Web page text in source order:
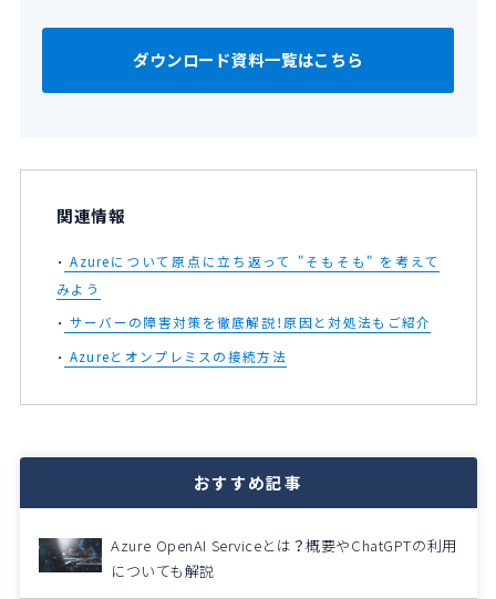
ダウンロード資料一覧はこちら
関連情報
Azureについて原点に立ち返って "そもそも" を考えて
みよう
サーバーの障害対策を徹底解説！原因と対処法もご紹介
Azureとオンプレミスの接続方法
おすすめ記事
Azure OpenAI Serviceとは？概要やChatGPTの利用
についても解説